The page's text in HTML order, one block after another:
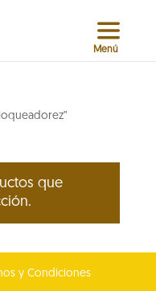
que
y Condiciones